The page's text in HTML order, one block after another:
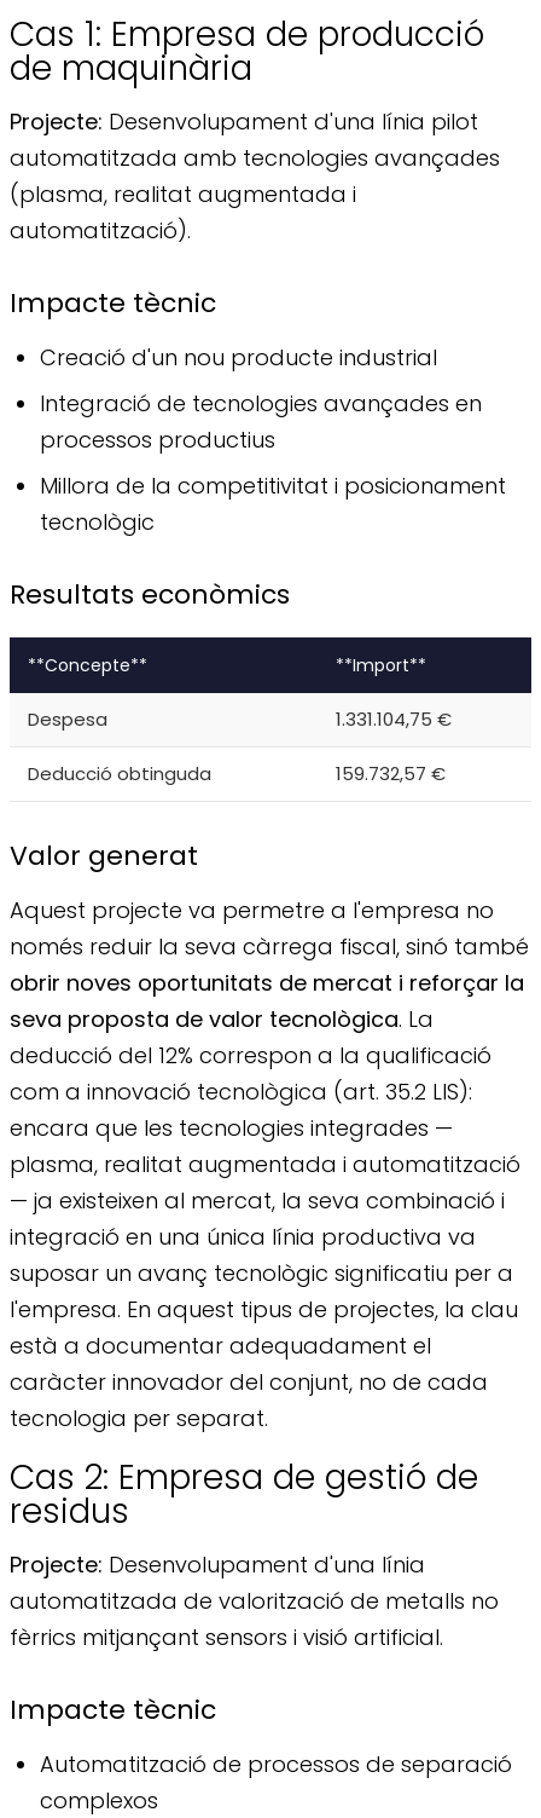
Cas 1: Empresa de producció
de maquinària
Projecte: Desenvolupament d'una línia pilot
automatitzada amb tecnologies avançades
(plasma, realitat augmentada i
automatització).
Impacte tècnic
Creació d'un nou producte industrial
Integració de tecnologies avançades en
processos productius
Millora de la competitivitat i posicionament
tecnològic
Resultats econòmics
**Concepte** **Import**
Despesa 1.331.104,75 €
Deducció obtinguda 159.732,57 €
Valor generat
Aquest projecte va permetre a l'empresa no
només reduir la seva càrrega fiscal, sinó també
obrir noves oportunitats de mercat i reforçar la
seva proposta de valor tecnològica. La
deducció del 12% correspon a la qualificació
com a innovació tecnològica (art. 35.2 LIS):
encara que les tecnologies integrades —
plasma, realitat augmentada i automatització
— ja existeixen al mercat, la seva combinació i
integració en una única línia productiva va
suposar un avanç tecnològic significatiu per a
l'empresa. En aquest tipus de projectes, la clau
està a documentar adequadament el
caràcter innovador del conjunt, no de cada
tecnologia per separat.
Cas 2: Empresa de gestió de
residus
Projecte: Desenvolupament d'una línia
automatitzada de valorització de metalls no
fèrrics mitjançant sensors i visió artificial.
Impacte tècnic
Automatització de processos de separació
complexos